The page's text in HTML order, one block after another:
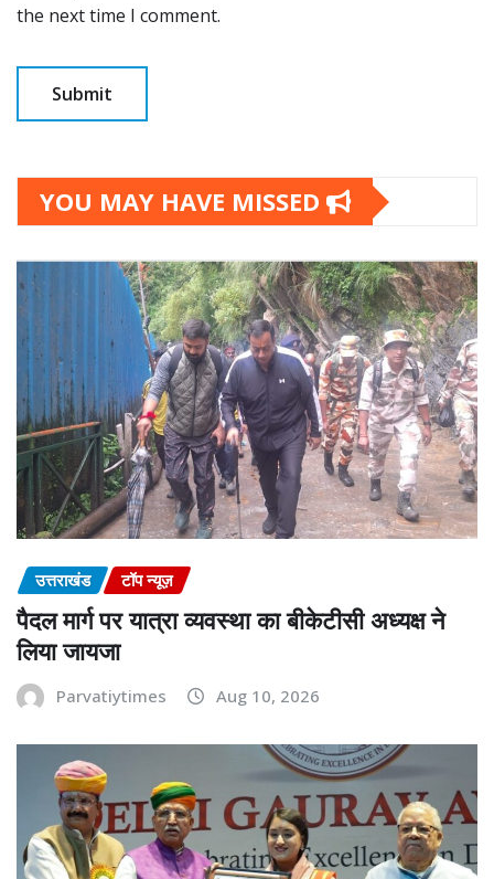
the next time I comment.
YOU MAY HAVE MISSED
उत्तराखंड टॉप न्यूज़
पैदल मार्ग पर यात्रा व्यवस्था का बीकेटीसी अध्यक्ष ने
लिया जायजा
Parvatiytimes Aug 10, 2026